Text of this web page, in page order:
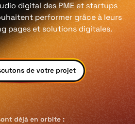
digital des PME et startups
performer grâce à leurs
pages et solutions digitales.
de votre projet
déjà en orbite :